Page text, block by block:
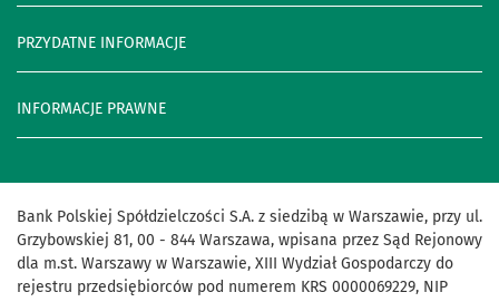
PRZYDATNE INFORMACJE
INFORMACJE PRAWNE
Bank Polskiej Spółdzielczości S.A. z siedzibą w Warszawie, przy ul.
Grzybowskiej 81, 00 - 844 Warszawa, wpisana przez Sąd Rejonowy
dla m.st. Warszawy w Warszawie, XIII Wydział Gospodarczy do
rejestru przedsiębiorców pod numerem KRS 0000069229, NIP